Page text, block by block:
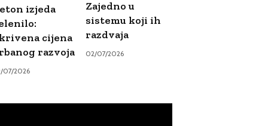
izjeda
cijena
razvoja
07/2026
Zajedno u
sistemu koji ih
razdvaja
02/07/2026